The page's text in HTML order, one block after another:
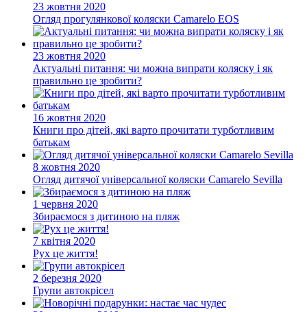
23 жовтня 2020
Огляд прогулянкової коляски Camarelo EOS
23 жовтня 2020
Актуальні питання: чи можна випрати коляску і як
правильно це зробити?
16 жовтня 2020
Книги про дітей, які варто прочитати турботливим
батькам
8 жовтня 2020
Огляд дитячої універсальної коляски Camarelo Sevilla
1 червня 2020
Збираємося з дитиною на пляж
7 квітня 2020
Рух це життя!
2 березня 2020
Групи автокрісел